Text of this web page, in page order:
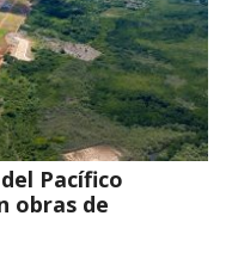
Pacífico
obras de